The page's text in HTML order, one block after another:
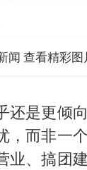
闻 查看精彩图
还是更倾
而非一个
业、搞团